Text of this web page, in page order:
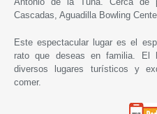
Cascadas, Aguadilla Bowling
Este espectacular lugar es el
rato que deseas en familia. El
diversos lugares turísticos y
comer.